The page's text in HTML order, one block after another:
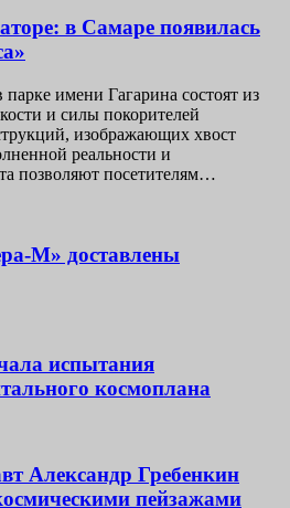
в Самаре появилась
имени Гагарина состоят из
и силы покорителей
изображающих хвост
реальности и
позволяют посетителям…
М» доставлены
испытания
космоплана
Александр Гребенкин
пейзажами